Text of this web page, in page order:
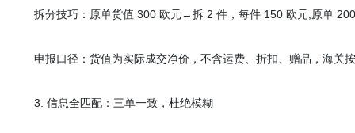
拆分技巧：原单货值 300 欧元→拆 2 件，每件 150 欧元;原单
申报口径：货值为实际成交净价，不含运费、折扣、赠品，海关
3. 信息全匹配：三单一致，杜绝模糊